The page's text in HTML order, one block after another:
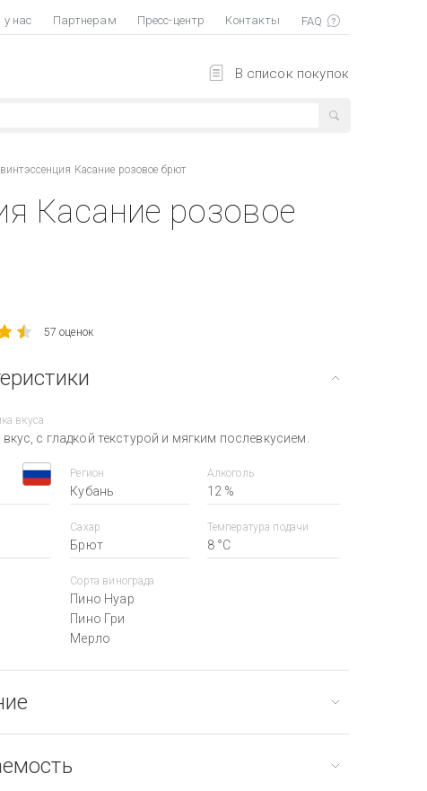
у нас Партнерам Пресс-центр Контакты
В список покупок
Касание розовое брют
Касание розовое
57 оценок
вкуса
с гладкой текстурой и мягким послевкусием.
Регион
Кубань
Алкоголь
12 %
Сахар
Брют
Температура подачи
8 °С
Сорта винограда
Пино Нуар
Пино Гри
Мерло